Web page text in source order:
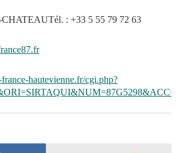
: +33 5 55 79 72 63
hautevienne.fr/cgi.php?